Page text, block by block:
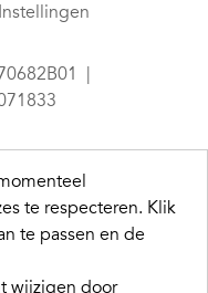
te respecteren. Klik
te passen en de
wijzigen door